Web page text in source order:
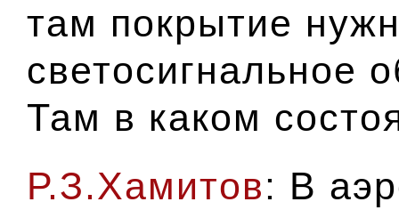
там покрытие
светосигнальное
Там в каком
Р.З.Хамитов: В